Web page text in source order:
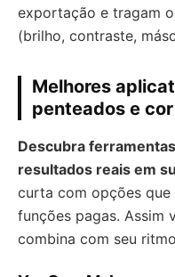
exportação e tragam
(brilho, contraste,
Melhores
penteados e
Descubra
resultados reais em
curta com opções
funções pagas. Assim
combina com seu